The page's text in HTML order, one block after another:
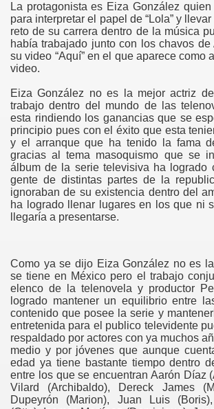
La protagonista es Eiza González
para interpretar el papel de “Lola” y
reto de su carrera dentro de la música
había trabajado junto con los chavos
su video “Aquí” en el que aparece como
video.
Eiza González no es la mejor actriz
trabajo dentro del mundo de las
esta rindiendo los ganancias que se
principio pues con el éxito que esta
y el arranque que ha tenido la fama
gracias al tema masoquismo que se
álbum de la serie televisiva ha logrado
gente de distintas partes de la
ignoraban de su existencia dentro del
ha logrado llenar lugares en los que ni
llegaría a presentarse.
Como ya se dijo Eiza González no es
se tiene en México pero el trabajo
elenco de la telenovela y productor
logrado mantener un equilibrio entre
contenido que posee la serie y
entretenida para el publico televidente
respaldado por actores con ya muchos
medio y por jóvenes que aunque
edad ya tiene bastante tiempo dentro
entre los que se encuentran Aarón Díaz
Vilard (Archibaldo), Dereck James
Dupeyrón (Marion), Juan Luis